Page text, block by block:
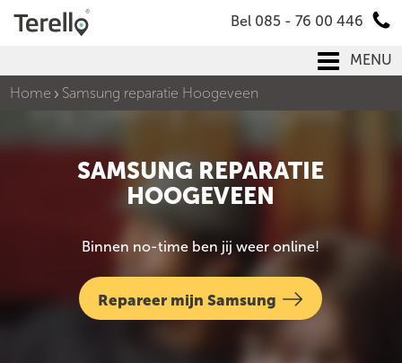
Bel 085 - 76 00 446
MENU
Home
Samsung reparatie Hoogeveen
SAMSUNG REPARATIE
HOOGEVEEN
Binnen no-time ben jij weer online!
Repareer mijn Samsung